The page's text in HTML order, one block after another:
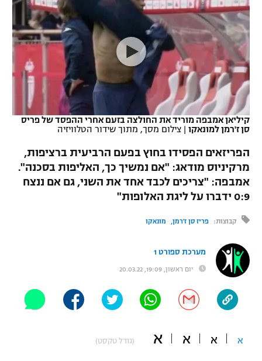
VOD
רץ ברשת
תוצאות
לוח שידורים
ברחבה
"מחצית בשכונה" – פודקאסט
נבחרת ישראל
מכבי חיפה
בית"ר ירושלים
מכבי תל אביב
הפועל תל אביב
הפועל חיפה
הפועל באר שבע
ליגה ספרדית
ליגה איטלקית
ליגה צרפתית
ליגה הולנדית
ליגה סינית
ליגה ברזילאית
ליגות נוספות
כדורסל נשים
מכבי תל אביב
הפועל חולון
הפועל ירושלים
דני אבדיה
יורוליג
יורוקאפ
טניס
כדוריד
כדורעף
שחייה
אגרוף
ספורט אולימפי
היאבקות WWE
כדורמים
קיליאן אמבפה מוריד את החולצה בזעם אחרי ההפסד של פריס
סן ז'רמן למונאקו | צילום מסך, מתוך שידור הטלוויזיה
הפריזאים הפסידו בחוץ בפעם הרביעית ברציפות,
מרקיניוס מודאג: "אם נמשיך כך, האליפות בסכנה".
אמבפה: "צריכים לכבד אחד את השני, גם אם ננצח
0:9 ידברו על ליגת האלופות"
קבוצות: פריז סן ז'רמן מונאקו
מערכת ספורט 1
יום ראשון, 19:09, 20.03.22
א א א א (גודל טקסט)